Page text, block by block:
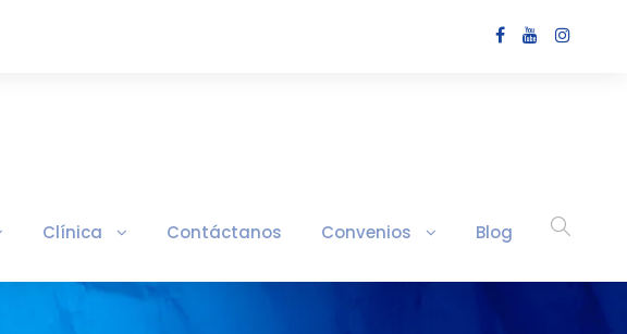
Clínica Contáctanos Convenios Blog